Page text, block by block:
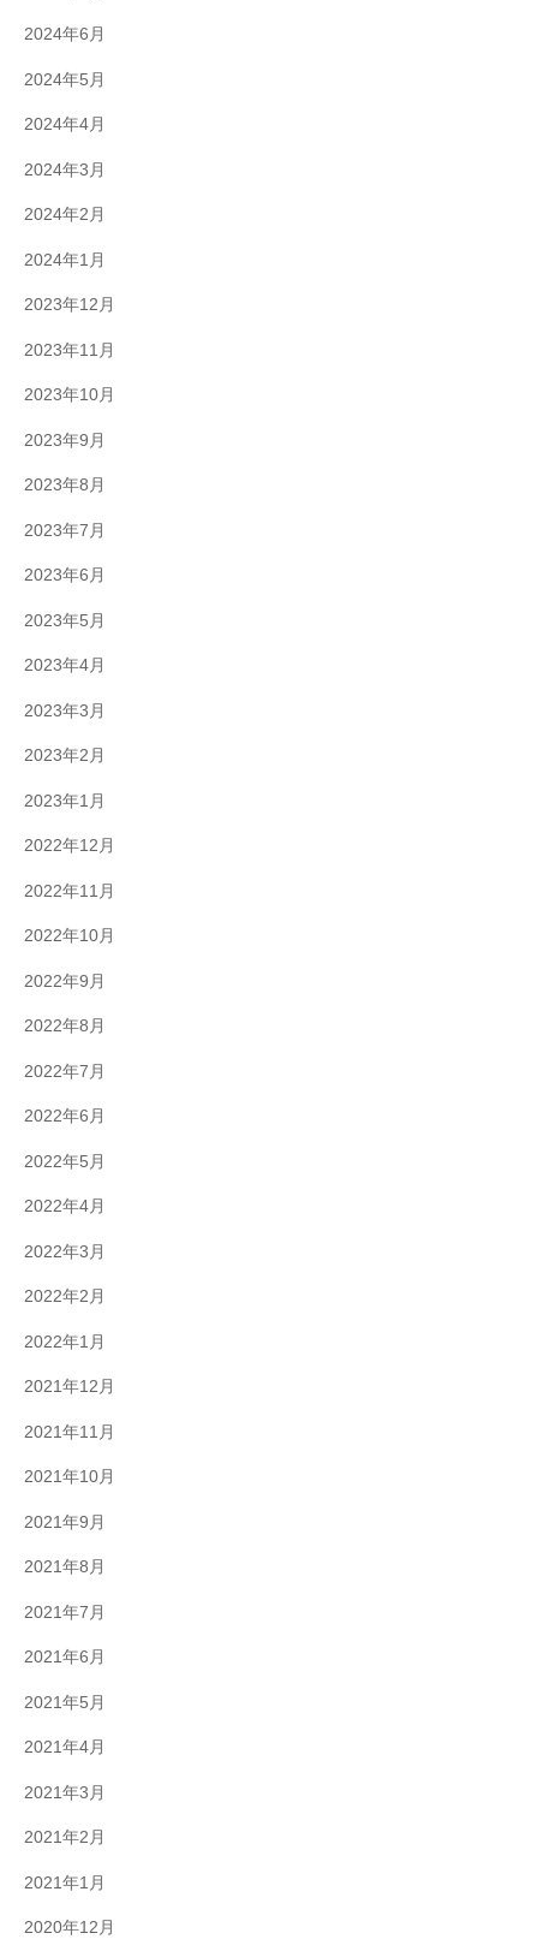
2024年6月
2024年5月
2024年4月
2024年3月
2024年2月
2024年1月
2023年12月
2023年11月
2023年10月
2023年9月
2023年8月
2023年7月
2023年6月
2023年5月
2023年4月
2023年3月
2023年2月
2023年1月
2022年12月
2022年11月
2022年10月
2022年9月
2022年8月
2022年7月
2022年6月
2022年5月
2022年4月
2022年3月
2022年2月
2022年1月
2021年12月
2021年11月
2021年10月
2021年9月
2021年8月
2021年7月
2021年6月
2021年5月
2021年4月
2021年3月
2021年2月
2021年1月
2020年12月